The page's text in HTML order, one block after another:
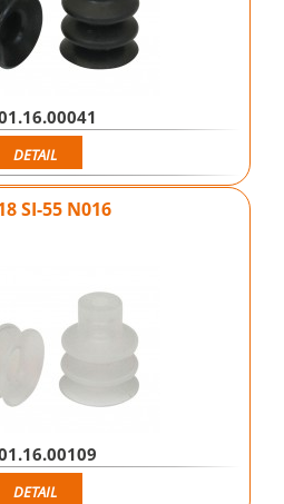
DETAIL
SI-55 N016
DETAIL